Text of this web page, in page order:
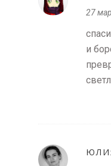
27
и